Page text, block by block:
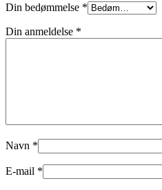
Din bedømmelse *
Din anmeldelse *
Navn *
E-mail *